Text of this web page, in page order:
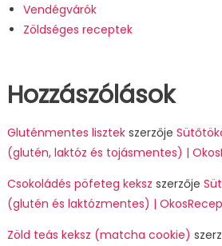
Vendégvárók
Zöldséges receptek
Hozzászólások
Gluténmentes lisztekszerzője
(glutén, laktóz és tojásmentes) |
Csokoládés pöfeteg keksz szerzője
(glutén és laktózmentes) |
Zöld teás keksz (matcha cookie)